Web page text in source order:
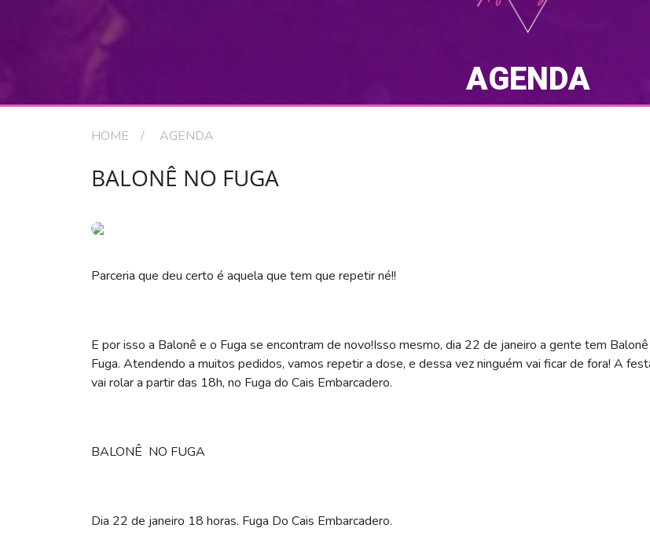
AGENDA
HOME AGENDA
BALONÊ NO FUGA
Parceria que deu certo é aquela que tem que repetir né!!
E por isso a Balonê e o Fuga se encontram de novo!Isso mesmo, dia 22 de janeiro a gente tem
Fuga. Atendendo a muitos pedidos, vamos repetir a dose, e dessa vez ninguém vai ficar de fora! A
vai rolar a partir das 18h, no Fuga do Cais Embarcadero.
BALONÊ NO FUGA
Dia 22 de janeiro 18 horas. Fuga Do Cais Embarcadero.